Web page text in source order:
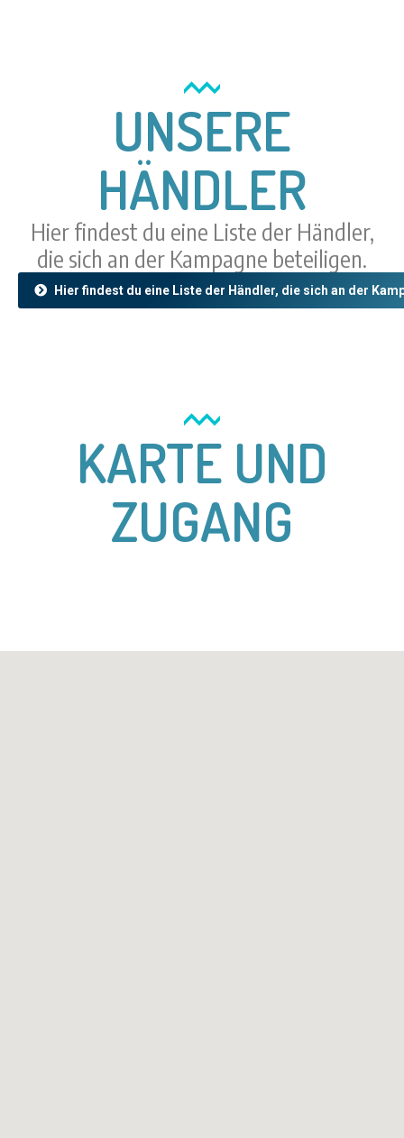
UNSERE
HÄNDLER
Hier findest du eine Liste der Händler,
die sich an der Kampagne beteiligen.
Hier findest du eine Liste der Händler, die sich an der
KARTE UND
ZUGANG